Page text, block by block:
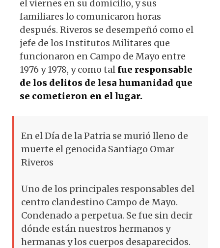
el viernes en su domicilio, y sus
familiares lo comunicaron horas
después. Riveros se desempeñó como el
jefe de los Institutos Militares que
funcionaron en Campo de Mayo entre
1976 y 1978, y como tal fue responsable
de los delitos de lesa humanidad que
se cometieron en el lugar.
En el Día de la Patria se murió lleno de
muerte el genocida Santiago Omar
Riveros
Uno de los principales responsables del
centro clandestino Campo de Mayo.
Condenado a perpetua. Se fue sin decir
dónde están nuestros hermanos y
hermanas y los cuerpos desaparecidos.